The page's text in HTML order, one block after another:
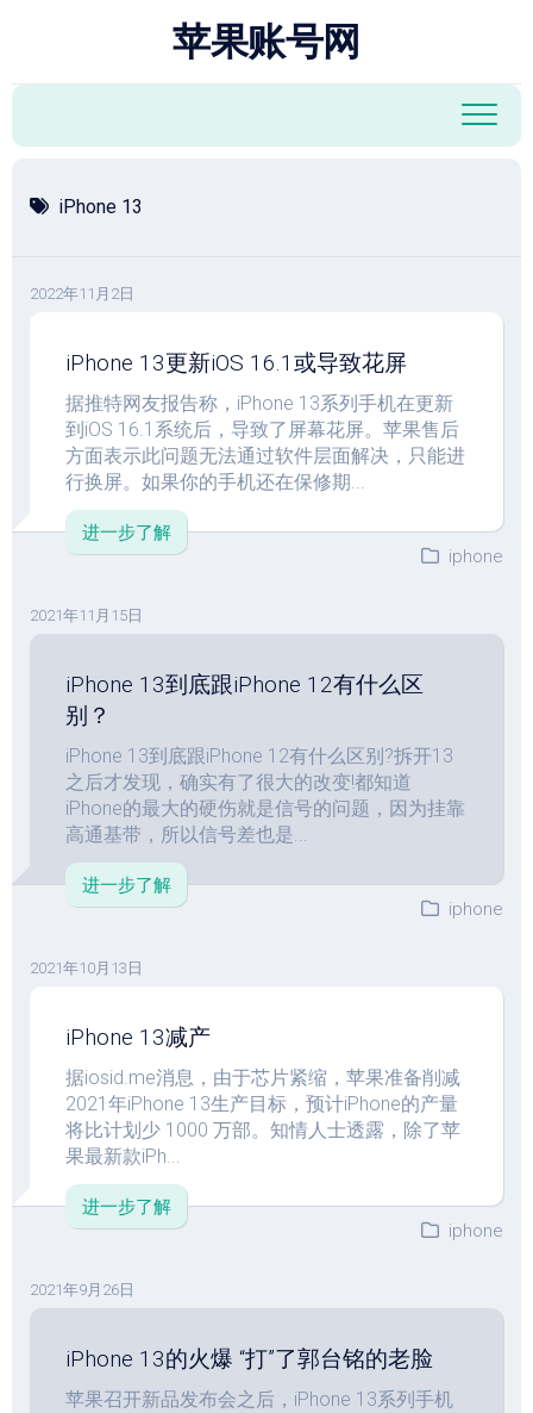
容
苹果账号网
iPhone 13
2022年11月2日
iPhone 13更新iOS 16.1或导致花屏
据推特网友报告称，iPhone 13系列手机在更新
到iOS 16.1系统后，导致了屏幕花屏。苹果售后
方面表示此问题无法通过软件层面解决，只能进
行换屏。如果你的手机还在保修期...
进一步了解
iphone
2021年11月15日
iPhone 13到底跟iPhone 12有什么区
别？
iPhone 13到底跟iPhone 12有什么区别?拆开13
之后才发现，确实有了很大的改变!都知道
iPhone的最大的硬伤就是信号的问题，因为挂靠
高通基带，所以信号差也是...
进一步了解
iphone
2021年10月13日
iPhone 13减产
据iosid.me消息，由于芯片紧缩，苹果准备削减
2021年iPhone 13生产目标，预计iPhone的产量
将比计划少 1000 万部。知情人士透露，除了苹
果最新款iPh...
进一步了解
iphone
2021年9月26日
iPhone 13的火爆 “打”了郭台铭的老脸
苹果召开新品发布会之后，iPhone 13系列手机